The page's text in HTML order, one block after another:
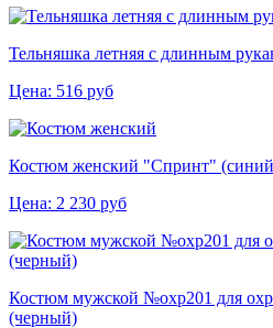
Тельняшка летняя с длинным
Цена: 516 руб
Костюм женский "Спринт"
Цена: 2 230 руб
Костюм мужской №охр201 для
(черный)